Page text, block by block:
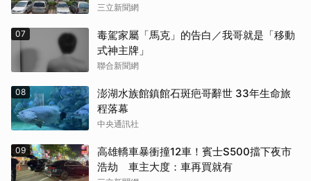
三立新聞網
07
毒駕家屬「馬克」的告白／我哥就是「移動
式神主牌」
聯合新聞網
08
澎湖水族館鎮館石斑疤哥辭世 33年生命旅
程落幕
中央通訊社
09
高雄轎車暴衝撞12車！賓士S500擋下夜市
浩劫 車主大度：車再買就有